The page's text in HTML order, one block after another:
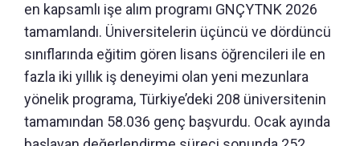
en kapsamlı işe alım programı GNÇYTNK 2026
tamamlandı. Üniversitelerin üçüncü ve dördüncü
sınıflarında eğitim gören lisans öğrencileri ile en
fazla iki yıllık iş deneyimi olan yeni mezunlara
yönelik programa, Türkiye’deki 208 üniversitenin
tamamından 58.036 genç başvurdu. Ocak ayında